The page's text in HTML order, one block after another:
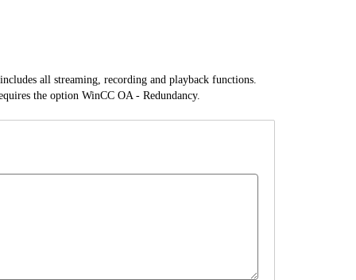
all streaming, recording and playback functions.
the option WinCC OA - Redundancy.